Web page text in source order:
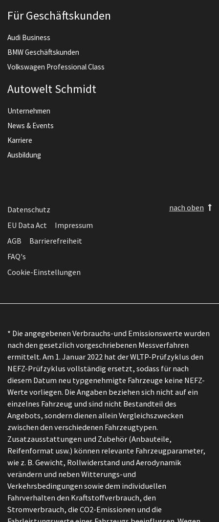
Für Geschäftskunden
Audi Business
BMW Geschäftskunden
Volkswagen Professional Class
Autowelt Schmidt
Unternehmen
News & Events
Karriere
Ausbildung
Datenschutz
EU Data Act
Impressum
AGB
Barrierefreiheit
FAQ's
Cookie-Einstellungen
nach oben
* Die angegebenen Verbrauchs-und Emissionswerte wurden
nach den gesetzlich vorgeschriebenen Messverfahren
ermittelt. Am 1. Januar 2022 hat der WLTP-Prüfzyklus den
NEFZ-Prüfzyklus vollständig ersetzt, sodass für nach
diesem Datum neu typgenehmigte Fahrzeuge keine NEFZ-
Werte vorliegen. Die Angaben beziehen sich nicht auf ein
einzelnes Fahrzeug und sind nicht Bestandteil des
Angebots, sondern dienen allein Vergleichszwecken
zwischen den verschiedenen Fahrzeugtypen.
Zusatzausstattungen und Zubehör (Anbauteile,
Reifenformat usw.) können relevante Fahrzeugparameter,
wie z. B. Gewicht, Rollwiderstand und Aerodynamik
verändern und neben Witterungs-und
Verkehrsbedingungen sowie dem individuellen
Fahrverhalten den Kraftstoffverbrauch, den
Stromverbrauch, die CO2-Emissionen und die